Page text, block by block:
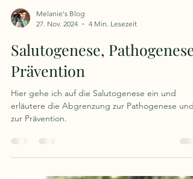
Melanie's Blog
27. Nov. 2024
Salutogenese, Pathogenese,
Prävention
Hier gehe ich auf die Salutogenese ein und
erläutere die Abgrenzung zur Pathogenese und